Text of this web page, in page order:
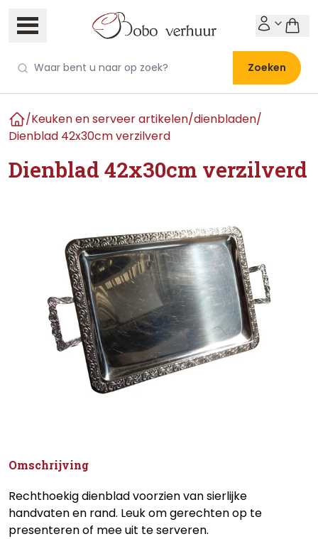
Zoeken
Home
/Keuken en serveer artikelen/dienbladen/
Dienblad 42x30cm verzilverd
Dienblad 42x30cm verzilverd
Omschrijving
Rechthoekig dienblad voorzien van sierlijke
handvaten en rand. Leuk om gerechten op te
presenteren of mee uit te serveren.